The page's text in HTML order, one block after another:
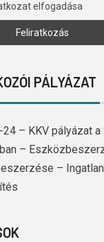
elfogadása
PÁLYÁZAT
– KKV pályázat a
–
–